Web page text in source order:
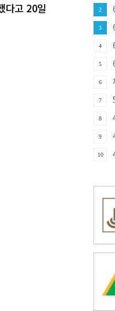
다고 20일
2
3
4
5
6
7
8
9
10